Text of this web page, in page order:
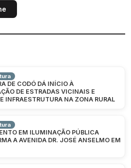
DE CODÓ DÁ INÍCIO À
DE ESTRADAS VICINAIS E
INFRAESTRUTURA NA ZONA RURAL
EM ILUMINAÇÃO PÚBLICA
A AVENIDA DR. JOSÉ ANSELMO EM